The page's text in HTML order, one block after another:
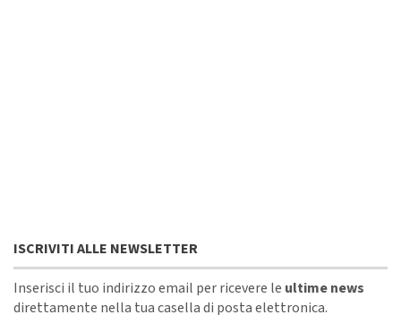
ISCRIVITI ALLE NEWSLETTER
Inserisci il tuo indirizzo email per ricevere le ultime news
direttamente nella tua casella di posta elettronica.